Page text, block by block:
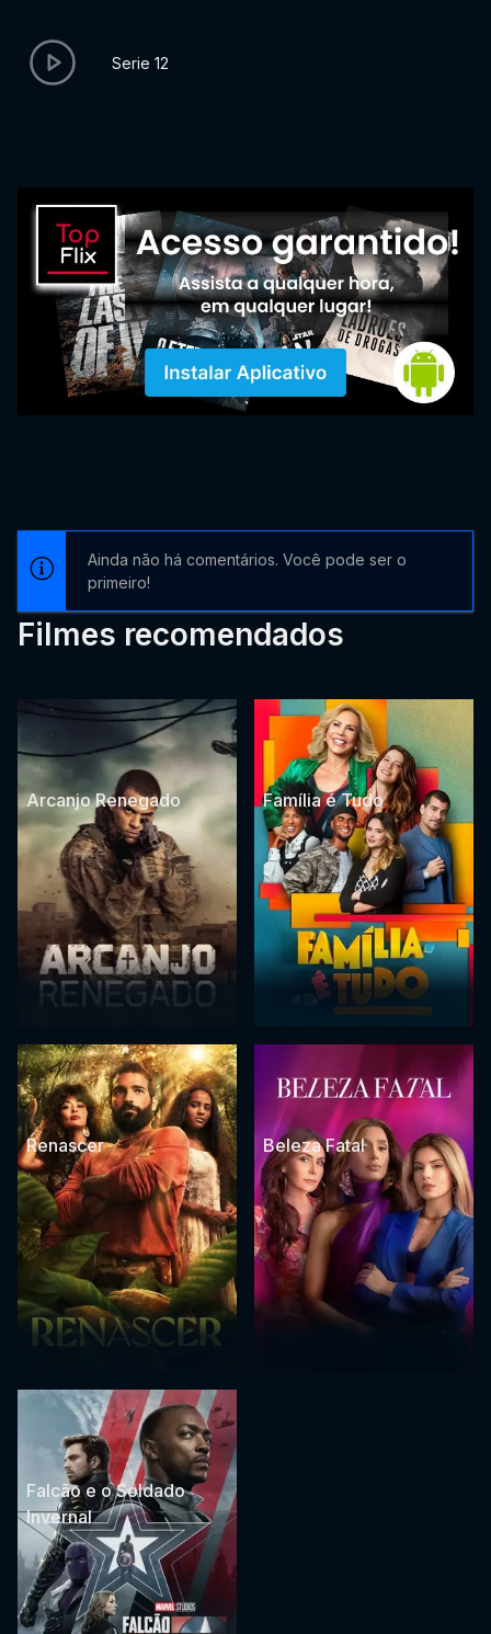
Serie 12
Ainda não há comentários. Você pode ser o
primeiro!
Filmes recomendados
Arcanjo Renegado Família é Tudo
Renascer Beleza Fatal
Falcão e o Soldado
Invernal